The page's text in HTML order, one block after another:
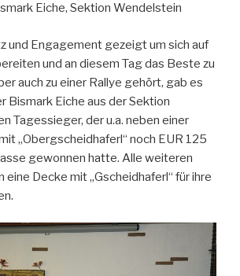
Eiche, Sektion Wendelstein
und Engagement gezeigt um sich auf
und an diesem Tag das Beste zu
auch zu einer Rallye gehört, gab es
Bismark Eiche aus der Sektion
Tagessieger, der u.a. neben einer
„Obergscheidhaferl“ noch EUR 125
gewonnen hatte. Alle weiteren
eine Decke mit „Gscheidhaferl“ für ihre